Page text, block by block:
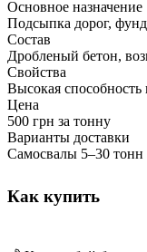
Основное назначение
Подсыпка дорог,
Состав
Дробленый бетон,
Свойства
Высокая
Цена
500 грн за тонну
Варианты доставки
Самосвалы 5–30 тонн
Как купить